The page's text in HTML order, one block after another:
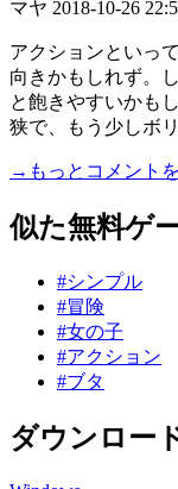
マヤ 2018-10-26
アクションといっ
向きかもしれず。
と飽きやすいかも
狭で、もう少しボ
→もっとコメント
似た無料ゲ
#シンプル
#冒険
#女の子
#アクション
#ブタ
ダウンロー